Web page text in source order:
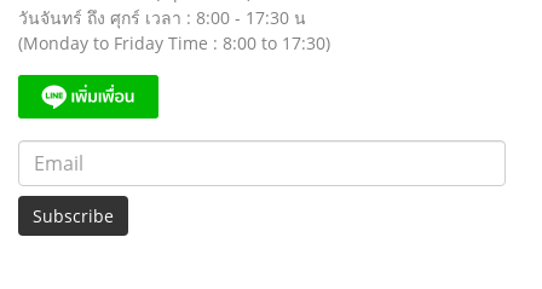
วันจันทร์ ถึง ศุกร์ เวลา : 8:00 - 17:30 น
(Monday to Friday Time : 8:00 to 17:30)
Subscribe